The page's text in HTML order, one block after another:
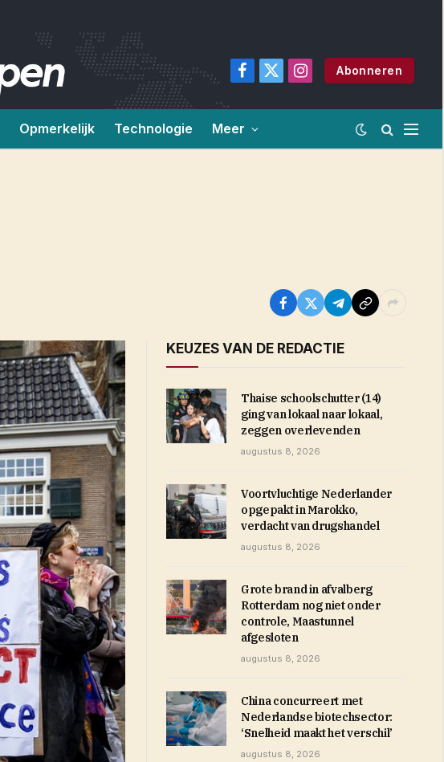
Facebook
X
Instagram
Abonneren
Opmerkelijk Technologie Meer
KEUZES VAN DE REDACTIE
Thaise schoolschutter (14)
ging van lokaal naar lokaal,
zeggen overlevenden
augustus 8, 2026
Voortvluchtige Nederlander
opgepakt in Marokko,
verdacht van drugshandel
augustus 8, 2026
Grote brand in afvalberg
Rotterdam nog niet onder
controle, Maastunnel
afgesloten
augustus 8, 2026
China concurreert met
Nederlandse biotechsector:
‘Snelheid maakt het verschil’
augustus 8, 2026